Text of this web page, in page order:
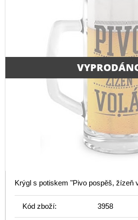
Krýgl s potiskem "Pivo pospěš, žízeň
Kód zboží: 3958